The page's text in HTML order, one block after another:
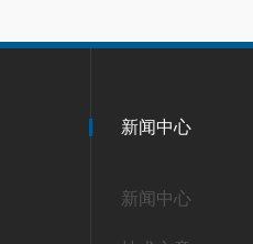
新闻中心
新闻中心